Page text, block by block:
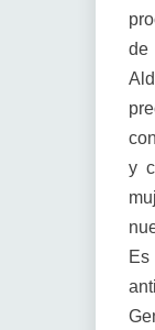
de
y